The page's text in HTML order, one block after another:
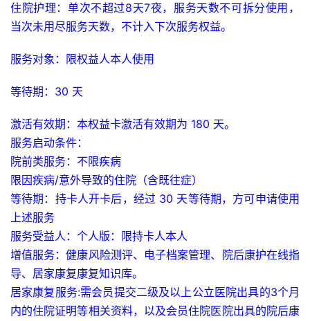
住院护理：单次不超过8天7夜，服务天数不可拆分使用，
当次未用尽服务天数，不计入下次服务权益。
服务对象：限权益人本人使用
等待期：30 天
激活有效期：本权益卡激活有效期为 180 天。
服务启动条件：
院前类服务：不限疾病
限因疾病/意外导致的住院（含既往症）
等待期： 持卡人开卡后，经过 30 天等待期，方可申请使用
上述服务
服务受益人： 个人版：限持卡人本人
增值服务：健康风险测评、电子档案管理、院后康护在线指
导、居家康复康复知识库。
居家康复服务:需会员提交二级及以上公立医院出具的3个月
内的住院证明等相关资料，以及会员住院医院出具的院后康